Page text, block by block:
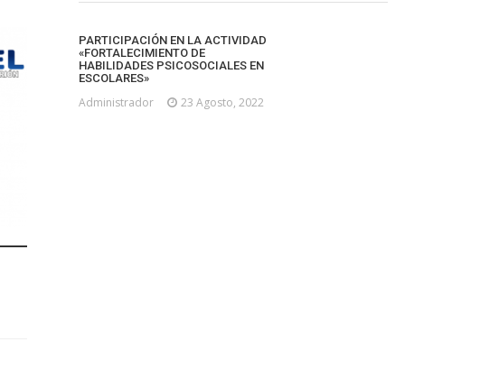
PARTICIPACIÓN EN LA ACTIVIDAD
«FORTALECIMIENTO DE
HABILIDADES PSICOSOCIALES EN
ESCOLARES»
Administrador 23 Agosto, 2022